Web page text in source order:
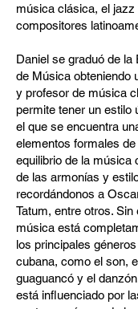
música clásica, el
compositores
Daniel se graduó de la
de Música obteniendo
y profesor de música
permite tener un estilo
el que se encuentra
elementos formales de
equilibrio de la música
de las armonías y
recordándonos a
Tatum, entre otros. Sin
música está
los principales
cubana, como el son,
guaguancó y el
está influenciado por